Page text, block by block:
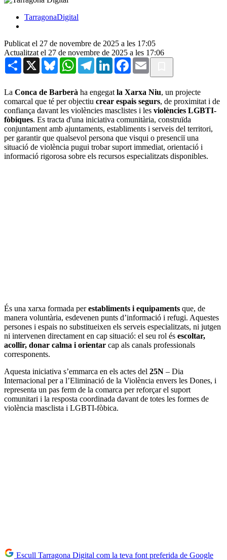
TarragonaDigital
Publicat el 27 de novembre de 2025 a les 17:05
Actualitzat el 27 de novembre de 2025 a les 17:06
Share X BlueskyWhatsAppTelegramLinkedInFacebook
Email
La Conca de Barberà ha engegat la Xarxa Niu, un projecte
comarcal que té per objectiu crear espais segurs, de proximitat i de
confiança davant les violències masclistes i les violències LGBTI-
fòbiques. Es tracta d'una iniciativa comunitària, construïda
conjuntament amb ajuntaments, establiments i serveis del territori,
per garantir que qualsevol persona que visqui o presenciï una
situació de violència pugui trobar suport immediat, orientació i
informació rigorosa sobre els recursos especialitzats disponibles.
És una xarxa formada perestabliments i equipaments que, de
manera voluntària, esdevenen punts d’informació i refugi. Aquestes
persones i espais no substitueixen els serveis especialitzats, ni jutgen
ni intervenen directament en cap situació: el seu rol és escoltar,
acollir, donar calma i orientar cap als canals professionals
corresponents.
Aquesta iniciativa s’emmarca en els actes del 25N – Dia
Internacional per a l’Eliminació de la Violència envers les Dones, i
representa un pas ferm de la comarca per reforçar el suport
comunitari i la resposta coordinada davant de totes les formes de
violència masclista i LGBTI-fòbica.
Escull Tarragona Digital com la teva font preferida de Google